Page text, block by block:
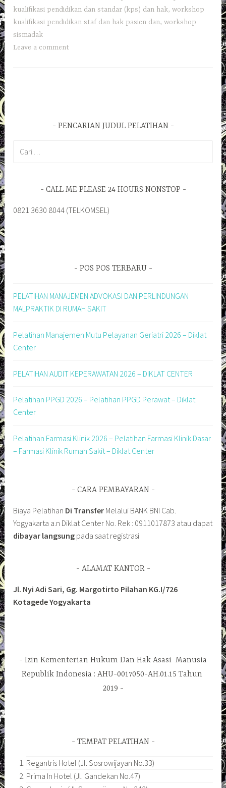
kualifikasi pendidikan dan standar (kps) dan hak,workshop
kualifikasi pendidikan staf dan hak pasien dan,workshop
sismadak
Leave a comment
PENCARIAN JUDUL PELATIHAN
CALL ME PLEASE 24 HOURS NONSTOP
0821 3630 8044 (TELKOMSEL)
POS POS TERBARU
PELATIHAN MANAJEMEN ADVOKASI DAN PERLINDUNGAN
MALPRAKTIK DI RUMAH SAKIT
Pelatihan Manajemen Mutu Pelayanan Geriatri 2026 – Diklat
Center
PELATIHAN AUDIT KEPERAWATAN 2026 – DIKLAT CENTER
Pelatihan PPGD 2026 – Pelatihan PPGD Perawat – Diklat
Center
Pelatihan Farmasi Klinik 2026 – Pelatihan Farmasi Klinik Dasar
– Farmasi Klinik Rumah Sakit – Diklat Center
CARA PEMBAYARAN
Biaya Pelatihan Di Transfer Melalui BANK BNI Cab.
Yogyakarta a.n Diklat Center No. Rek : 0911017873 atau dapat
dibayar langsung pada saat registrasi
ALAMAT KANTOR
Jl. Nyi Adi Sari, Gg. Margotirto Pilahan KG.I/726
Kotagede Yogyakarta
Izin Kementerian Hukum Dan Hak Asasi Manusia
Republik Indonesia : AHU-0017050-AH.01.15 Tahun
2019
TEMPAT PELATIHAN
Regantris Hotel (Jl. Sosrowijayan No.33)
Prima In Hotel (Jl. Gandekan No.47)